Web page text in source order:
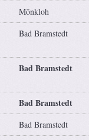
Mönkloh
Bad Bramstedt
Bad Bramstedt
Bad Bramstedt
Bad Bramstedt